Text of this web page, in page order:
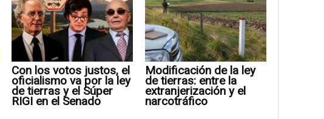
Con los votos justos, el
oficialismo va por la ley
de tierras y el Súper
RIGI en el Senado
Modificación de la ley
de tierras: entre la
extranjerización y el
narcotráfico